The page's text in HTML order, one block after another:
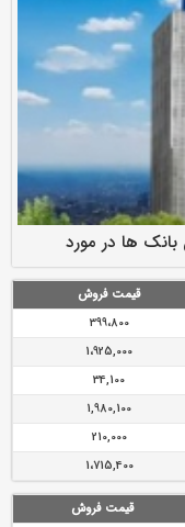
مدیرعامل بیمه
ها در مورد
قیمت فروش
399،800
1،925,000
34,100
1,980,100
210,000
1،715,400
قیمت فروش